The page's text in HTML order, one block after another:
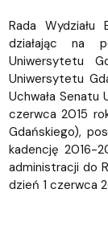
Rada Wydziału
działając na
Uniwersytetu
Uniwersytetu
Uchwała
czerwca 2015
Gdańskiego),
kadencję 2016-
administracji do
dzień 1 czerwca